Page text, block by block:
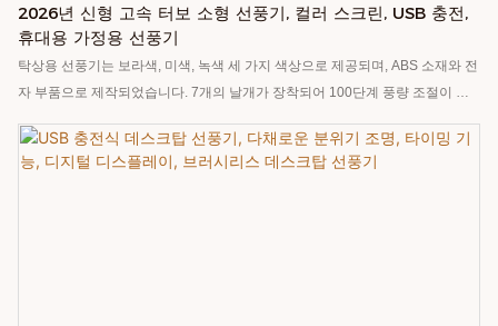
2026년 신형 고속 터보 소형 선풍기, 컬러 스크린, USB 충전,
휴대용 가정용 선풍기
탁상용 선풍기는 보라색, 미색, 녹색 세 가지 색상으로 제공되며, ABS 소재와 전
자 부품으로 제작되었습니다. 7개의 날개가 장착되어 100단계 풍량 조절이 가
니다. 앱을 통한 스마트 제어를 지원하고, 4000mAh 배터리가 내장되어 있어
6~8시간 동안 사용 가능하며, 정격 전압은 DC5V/1A, 정격 전력은 5W입니다.